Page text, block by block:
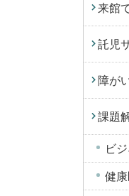
来館
託児
障が
課題
ビ
健